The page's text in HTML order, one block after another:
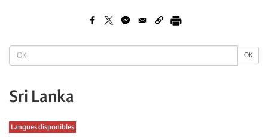
OK OK
Sri Lanka
Langues disponibles